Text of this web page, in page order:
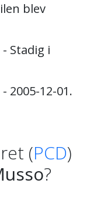
blev
Stadig i
2005-12-01.
(PCD)
?